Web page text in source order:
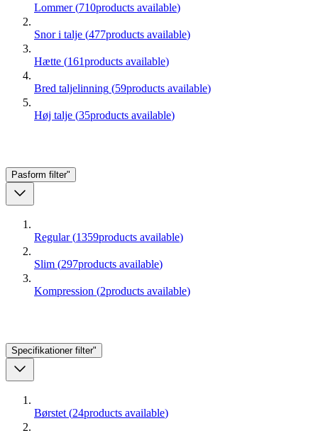
Lommer (710products available)
Snor i talje (477products available)
Hætte (161products available)
Bred taljelinning (59products available)
Høj talje (35products available)
Pasform filter"
Regular (1359products available)
Slim (297products available)
Kompression (2products available)
Specifikationer filter"
Børstet (24products available)